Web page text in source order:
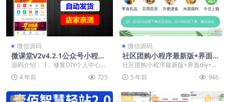
微信源码
微课堂V2v4.2.1公众号小程序
+插件+前端
源码介绍： 1、修复DIY个人中心页
面点击头像昵称无法同步微信头像
昵称问题。 2...
4 年前 725
微信源码
社区团购小程序最新版+界面d
iy+分销+附近团长+供应商+拼
团+菜谱+秒杀+预售+配送+直
播
社区团购小程序最新版+界面diy+分
销+附近团长+供应商+拼团+菜谱
+秒杀+预售...
5 年前 946
VIP VIP